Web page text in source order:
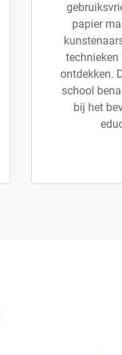
papier
technieken
ontdekken.
school
bij het